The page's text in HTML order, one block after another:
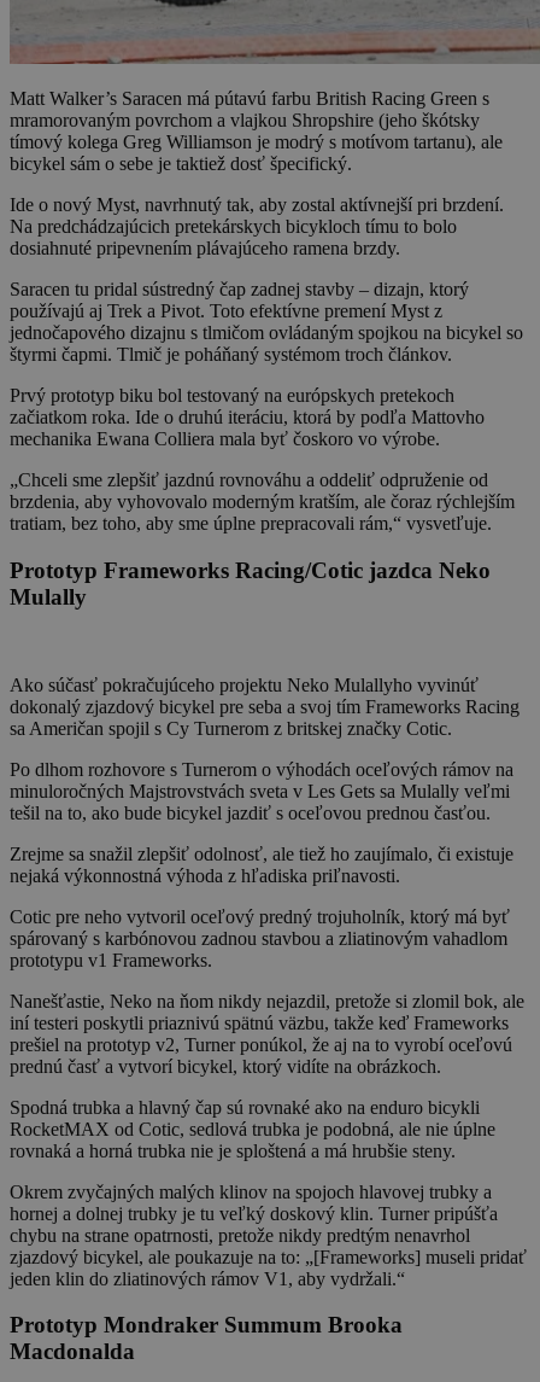
Matt Walker’s Saracen má pútavú farbu British Racing Green s
mramorovaným povrchom a vlajkou Shropshire (jeho škótsky
tímový kolega Greg Williamson je modrý s motívom tartanu), ale
bicykel sám o sebe je taktiež dosť špecifický.
Ide o nový Myst, navrhnutý tak, aby zostal aktívnejší pri brzdení.
Na predchádzajúcich pretekárskych bicykloch tímu to bolo
dosiahnuté pripevnením plávajúceho ramena brzdy.
Saracen tu pridal sústredný čap zadnej stavby – dizajn, ktorý
používajú aj Trek a Pivot. Toto efektívne premení Myst z
jednočapového dizajnu s tlmičom ovládaným spojkou na bicykel so
štyrmi čapmi. Tlmič je poháňaný systémom troch článkov.
Prvý prototyp biku bol testovaný na európskych pretekoch
začiatkom roka. Ide o druhú iteráciu, ktorá by podľa Mattovho
mechanika Ewana Colliera mala byť čoskoro vo výrobe.
„Chceli sme zlepšiť jazdnú rovnováhu a oddeliť odpruženie od
brzdenia, aby vyhovovalo moderným kratším, ale čoraz rýchlejším
tratiam, bez toho, aby sme úplne prepracovali rám,“ vysvetľuje.
Prototyp Frameworks Racing/Cotic jazdca Neko
Mulally
Ako súčasť pokračujúceho projektu Neko Mulallyho vyvinúť
dokonalý zjazdový bicykel pre seba a svoj tím Frameworks Racing
sa Američan spojil s Cy Turnerom z britskej značky Cotic.
Po dlhom rozhovore s Turnerom o výhodách oceľových rámov na
minuloročných Majstrovstvách sveta v Les Gets sa Mulally veľmi
tešil na to, ako bude bicykel jazdiť s oceľovou prednou časťou.
Zrejme sa snažil zlepšiť odolnosť, ale tiež ho zaujímalo, či existuje
nejaká výkonnostná výhoda z hľadiska priľnavosti.
Cotic pre neho vytvoril oceľový predný trojuholník, ktorý má byť
spárovaný s karbónovou zadnou stavbou a zliatinovým vahadlom
prototypu v1 Frameworks.
Nanešťastie, Neko na ňom nikdy nejazdil, pretože si zlomil bok, ale
iní testeri poskytli priaznivú spätnú väzbu, takže keď Frameworks
prešiel na prototyp v2, Turner ponúkol, že aj na to vyrobí oceľovú
prednú časť a vytvorí bicykel, ktorý vidíte na obrázkoch.
Spodná trubka a hlavný čap sú rovnaké ako na enduro bicykli
RocketMAX od Cotic, sedlová trubka je podobná, ale nie úplne
rovnaká a horná trubka nie je sploštená a má hrubšie steny.
Okrem zvyčajných malých klinov na spojoch hlavovej trubky a
hornej a dolnej trubky je tu veľký doskový klin. Turner pripúšťa
chybu na strane opatrnosti, pretože nikdy predtým nenavrhol
zjazdový bicykel, ale poukazuje na to: „[Frameworks] museli pridať
jeden klin do zliatinových rámov V1, aby vydržali.“
Prototyp Mondraker Summum Brooka
Macdonalda